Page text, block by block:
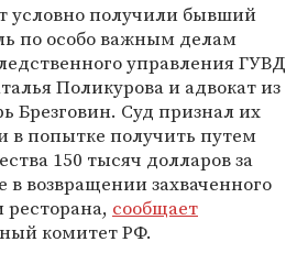
условно получили бывший
по особо важным делам
управления ГУВД
Поликурова и адвокат из
Брезговин. Суд признал их
в попытке получить путем
150 тысяч долларов за
в возвращении захваченного
сообщает
комитет РФ.